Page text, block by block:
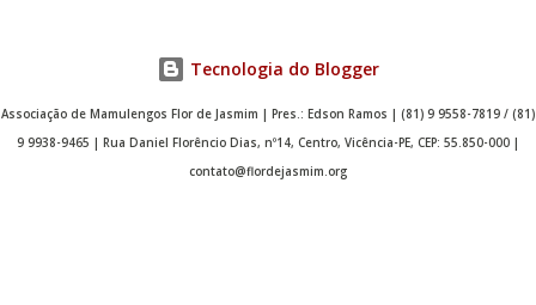
patrimônio imaterial. Esta roda representa uma
oportunidade única para analisar as transformações
ocorridas nesse período e contribuir para a preservação
do patrimônio cultural do Brasil. O Mestre Calú estará
Tecnologia do Blogger
Associação de Mamulengos Flor de Jasmim | Pres.: Edson Ramos | (81) 9 9558-7819 / (81)
9 9938-9465 | Rua Daniel Florêncio Dias, nº14, Centro, Vicência-PE, CEP: 55.850-000 |
contato@flordejasmim.org